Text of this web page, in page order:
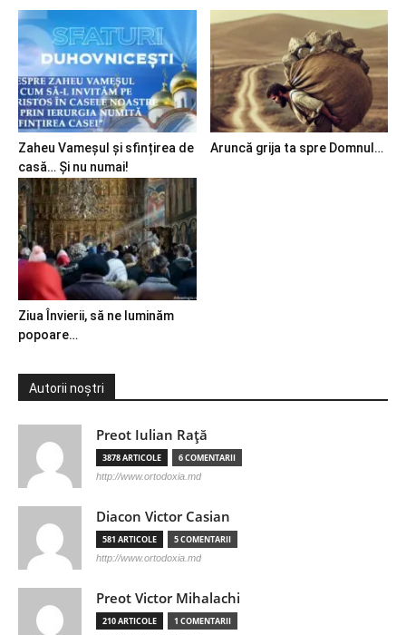
Zaheu Vameșul și sfințirea de
casă… Și nu numai!
Aruncă grija ta spre Domnul…
Ziua Învierii, să ne luminăm
popoare…
Autorii noștri
Preot Iulian Raţă
3878 ARTICOLE 6 COMENTARII
http://www.ortodoxia.md
Diacon Victor Casian
581 ARTICOLE 5 COMENTARII
http://www.ortodoxia.md
Preot Victor Mihalachi
210 ARTICOLE 1 COMENTARII